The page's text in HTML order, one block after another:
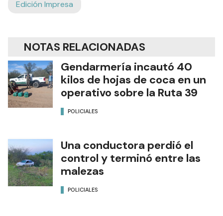
Edición Impresa
NOTAS RELACIONADAS
Gendarmería incautó 40
kilos de hojas de coca en un
operativo sobre la Ruta 39
POLICIALES
Una conductora perdió el
control y terminó entre las
malezas
POLICIALES